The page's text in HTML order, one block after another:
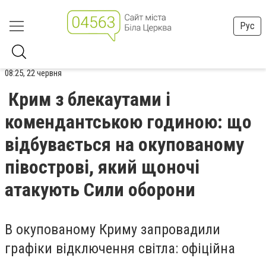
Рус
08:25, 22 червня
Крим з блекаутами і
комендантською годиною: що
відбувається на окупованому
півострові, який щоночі
атакують Сили оборони
В окупованому Криму запровадили
графіки відключення світла: офіційна